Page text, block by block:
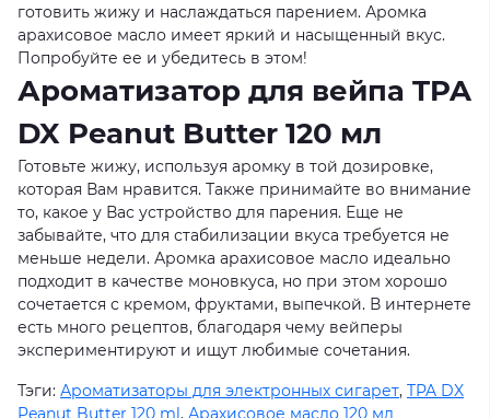
готовить жижу и наслаждаться парением. Аромка
арахисовое масло имеет яркий и насыщенный вкус.
Попробуйте ее и убедитесь в этом!
Ароматизатор для вейпа TPA
DX Peanut Butter 120 мл
Готовьте жижу, используя аромку в той дозировке,
которая Вам нравится. Также принимайте во внимание
то, какое у Вас устройство для парения. Еще не
забывайте, что для стабилизации вкуса требуется не
меньше недели. Аромка арахисовое масло идеально
подходит в качестве моновкуса, но при этом хорошо
сочетается с кремом, фруктами, выпечкой. В интернете
есть много рецептов, благодаря чему вейперы
экспериментируют и ищут любимые сочетания.
Тэги: Ароматизаторы для электронных сигарет, TPA DX
Peanut Butter 120 ml, Арахисовое масло 120 мл